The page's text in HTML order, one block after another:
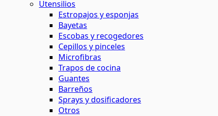
Utensilios
Estropajos y esponjas
Bayetas
Escobas y recogedores
Cepillos y pinceles
Microfibras
Trapos de cocina
Guantes
Barreños
Sprays y dosificadores
Otros